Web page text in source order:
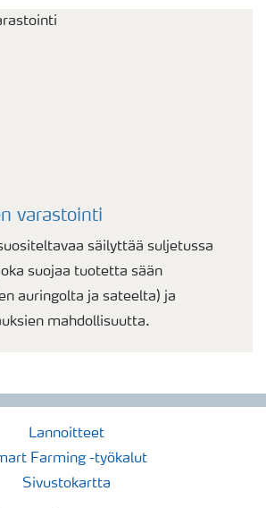
varastointi
säilyttää suljetussa
suojaa tuotetta sään
auringolta ja sateelta) ja
mahdollisuutta.
Lannoitteet
Farming -työkalut
Sivustokartta